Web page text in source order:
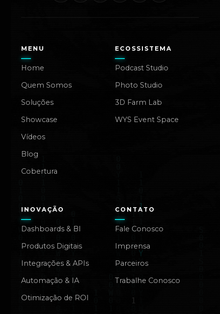
MENU
Home
Quem Somos
Soluções
Showcase
Vídeos
Blog
Cobertura
ECOSSISTEMA
Podcast Studio
Photo Studio
3D Farm Lab
WYS Event Space
INOVAÇÃO
Dashboards & BI
Produtos Digitais
Integrações & APIs
Automação & IA
Otimização de ROI
CONTATO
Fale Conosco
Imprensa
Parceiros
Trabalhe Conosco